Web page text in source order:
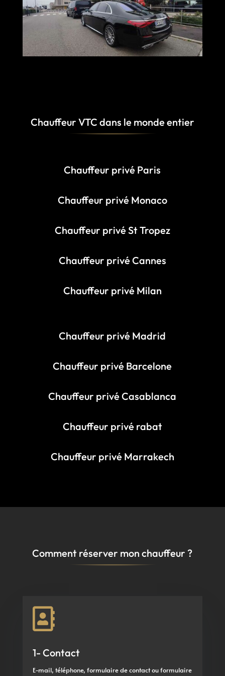
Chauffeur VTC dans le monde entier
Chauffeur privé Paris
Chauffeur privé Monaco
Chauffeur privé St Tropez
Chauffeur privé Cannes
Chauffeur privé Milan
Chauffeur privé Madrid
Chauffeur privé Barcelone
Chauffeur privé Casablanca
Chauffeur privé rabat
Chauffeur privé Marrakech
Comment réserver mon chauffeur ?

1- Contact
E-mail, téléphone, formulaire de contact ou formulaire